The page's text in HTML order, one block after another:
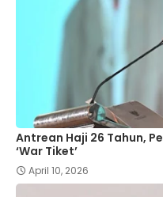
Antrean Haji 26 Tahun,
‘War Tiket’
April 10, 2026